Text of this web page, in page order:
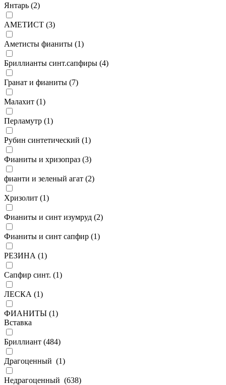
Янтарь (2)
АМЕТИСТ (3)
Аметисты фианиты (1)
Бриллианты синт.сапфиры (4)
Гранат и фианиты (7)
Малахит (1)
Перламутр (1)
Рубин синтетический (1)
Фианиты и хризопраз (3)
фианти и зеленый агат (2)
Хризолит (1)
Фианиты и синт изумруд (2)
Фианиты и синт сапфир (1)
РЕЗИНА (1)
Сапфир синт. (1)
ЛЕСКА (1)
ФИАНИТЫ (1)
Вставка
Бриллиант (484)
Драгоценный (1)
Недрагоценный (638)